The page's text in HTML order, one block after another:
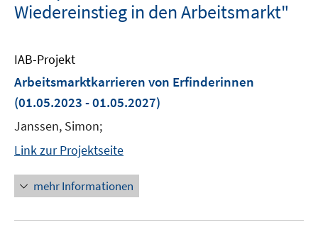
Wiedereinstieg in den Arbeitsmarkt"
IAB-Projekt
Arbeitsmarktkarrieren von Erfinderinnen
(01.05.2023 - 01.05.2027)
Janssen, Simon;
Link zur Projektseite
mehr Informationen